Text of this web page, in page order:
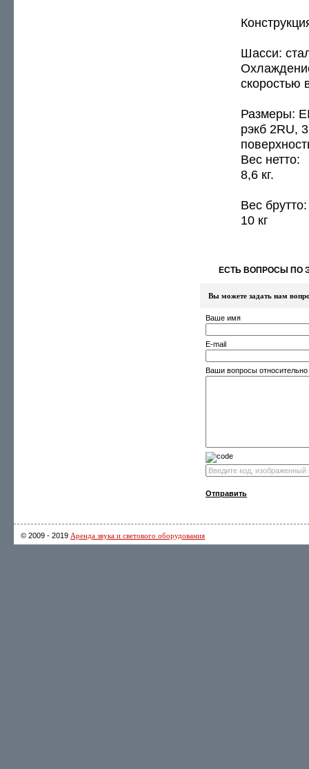
Шасси:
скоростью
Размеры:
рэкб 2RU,
Вес нетто:
8,6 кг.
Вес брутто:
10 кг
ЕСТЬ ВОПРОСЫ ПО
Вы можете задать нам
Ваше имя
E-mail
Ваши вопросы относительно
Отправить
© 2009 - 2019 Аренда звука и светового оборудования